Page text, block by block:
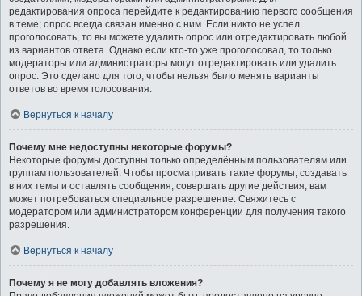
редактирования опроса перейдите к редактированию первого сообщения
в теме; опрос всегда связан именно с ним. Если никто не успел
проголосовать, то вы можете удалить опрос или отредактировать любой
из вариантов ответа. Однако если кто-то уже проголосовал, то только
модераторы или администраторы могут отредактировать или удалить
опрос. Это сделано для того, чтобы нельзя было менять варианты
ответов во время голосования.
Вернуться к началу
Почему мне недоступны некоторые форумы?
Некоторые форумы доступны только определённым пользователям или
группам пользователей. Чтобы просматривать такие форумы, создавать
в них темы и оставлять сообщения, совершать другие действия, вам
может потребоваться специальное разрешение. Свяжитесь с
модератором или администратором конференции для получения такого
разрешения.
Вернуться к началу
Почему я не могу добавлять вложения?